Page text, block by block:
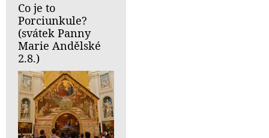
Co je to
Porciunkule?
(svátek Panny
Marie Andělské
2.8.)